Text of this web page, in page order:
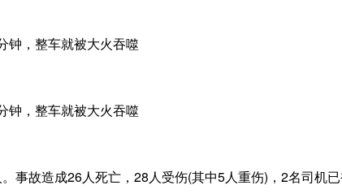
事故造成26人死亡，28人受伤(其中5人重伤)，2名司机